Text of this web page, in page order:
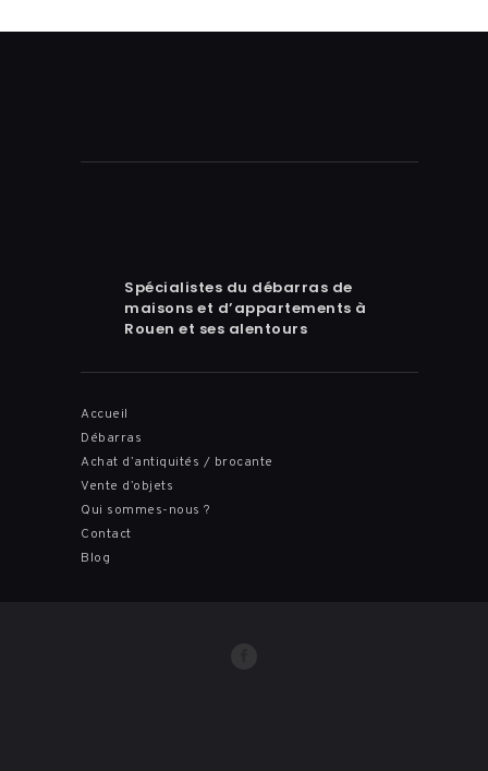
Spécialistes du débarras de
maisons et d’appartements à
Rouen et ses alentours
Accueil
Débarras
Achat d’antiquités / brocante
Vente d’objets
Qui sommes-nous ?
Contact
Blog